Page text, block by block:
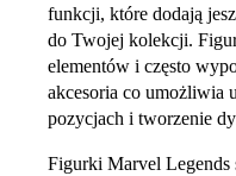
funkcji, które dodają
do Twojej kolekcji.
elementów i często
akcesoria co umożliwia
pozycjach i tworzenie
Figurki Marvel Legends